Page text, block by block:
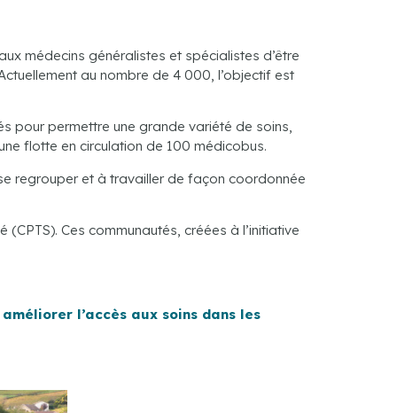
médecins généralistes et spécialistes d’être
au nombre de 4 000, l’objectif est
pour permettre une grande variété de soins,
flotte en circulation de 100 médicobus.
regrouper et à travailler de façon coordonnée
Ces communautés, créées à l’initiative
l’accès aux soins dans les